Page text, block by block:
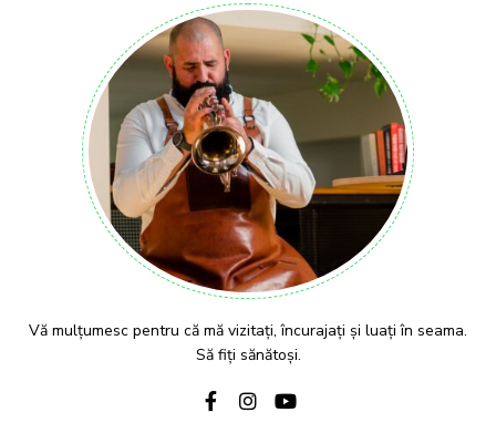
Vă mulțumesc pentru că mă vizitați, încurajați și luați în seama.
Să fiți sănătoși.